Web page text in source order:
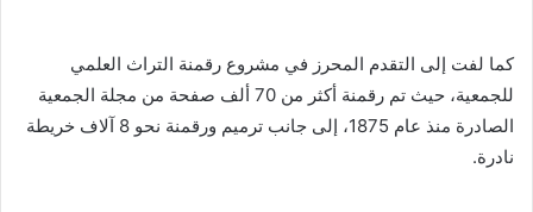
كما لفت إلى التقدم المحرز في مشروع رقمنة التراث العلمي
للجمعية، حيث تم رقمنة أكثر من 70 ألف صفحة من مجلة الجمعية
الصادرة منذ عام 1875، إلى جانب ترميم ورقمنة نحو 8 آلاف خريطة
نادرة.